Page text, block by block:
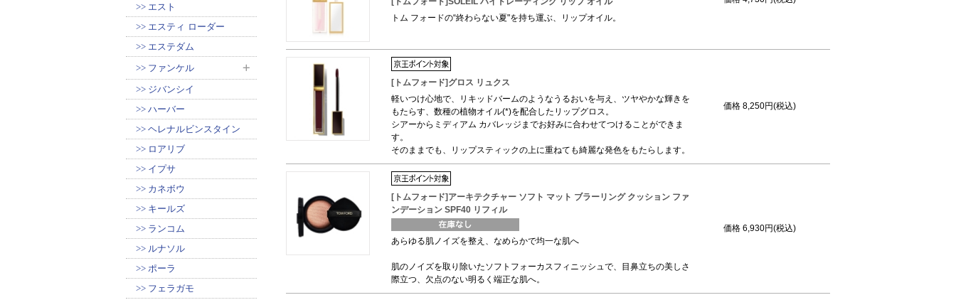
エスト
エスティ ローダー
エステダム
ファンケル
ジバンシイ
ハーバー
ヘレナルビンスタイン
ロアリブ
イプサ
カネボウ
キールズ
ランコム
ルナソル
ポーラ
フェラガモ
トム フォードの“終わらない夏"を持ち運ぶ、リップオイル。
[トムフォード]グロス リュクス
軽いつけ心地で、リキッドバームのようなうるおいを与え、ツヤやかな輝きを
もたらす、数種の植物オイル(*)を配合したリップグロス。
シアーからミディアム カバレッジまでお好みに合わせてつけることができま
す。
そのままでも、リップスティックの上に重ねても綺麗な発色をもたらします。
価格 8,250円(税込)
[トムフォード]アーキテクチャー ソフト マット ブラーリング クッション ファ
ンデーション SPF40 リフィル
あらゆる肌ノイズを整え、なめらかで均一な肌へ
肌のノイズを取り除いたソフトフォーカスフィニッシュで、目鼻立ちの美しさ
際立つ、欠点のない明るく端正な肌へ。
価格 6,930円(税込)